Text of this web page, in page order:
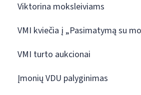
Viktorina moksleiviams
VMI kviečia į „Pasimatymą su
VMI turto aukcionai
Įmonių VDU palyginimas